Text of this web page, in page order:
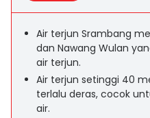
Air terjun Srambang
dan Nawang Wulan
air terjun.
Air terjun setinggi 40
terlalu deras, cocok
air.